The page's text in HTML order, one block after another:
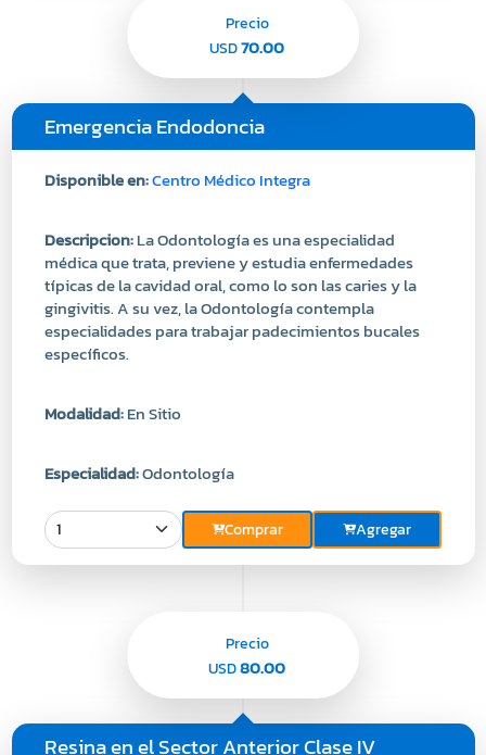
Emergencia Endodoncia
Disponible en: Centro Médico Integra
Descripcion:La Odontología es una especialidad
gingivitis. A su vez, la Odontología contempla
especialidades para trabajar padecimientos bucales
específicos.
Modalidad:En Sitio
Especialidad:Odontología
Comprar
Resina en el Sector Anterior Clase IV
Disponible en:Centro Médico Integra
80.00